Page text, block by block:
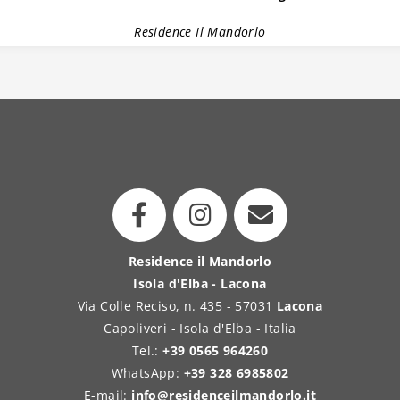
Residence Il Mandorlo
Residence il Mandorlo
Isola d'Elba - Lacona
Via Colle Reciso, n. 435 - 57031 Lacona
Capoliveri - Isola d'Elba - Italia
Tel.:+39 0565 964260
WhatsApp: +39 328 6985802
E-mail: info@residenceilmandorlo.it